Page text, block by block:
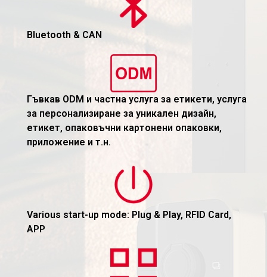
Bluetooth & CAN
Гъвкав ODM и частна услуга за етикети, услуга
за персонализиране за уникален дизайн,
етикет, опаковъчни картонени опаковки,
приложение и т.н.
Various start-up mode: Plug & Play, RFID Card,
APP